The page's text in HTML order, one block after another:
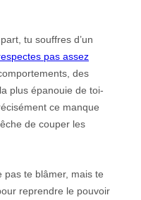
tu souffres d’un
pas assez
des
plus épanouie de toi-
ce manque
de couper les
pas te blâmer, mais te
reprendre le pouvoir